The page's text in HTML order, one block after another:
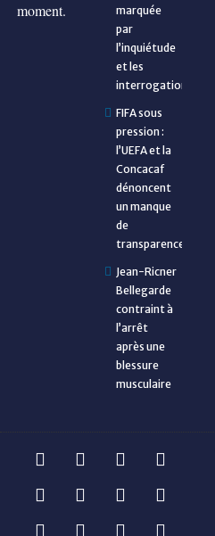
moment.
marquée
par
l’inquiétude
et les
interrogations
FIFA sous
pression :
l’UEFA et la
Concacaf
dénoncent
un manque
de
transparence
Jean-Ricner
Bellegarde
contraint à
l’arrêt
après une
blessure
musculaire